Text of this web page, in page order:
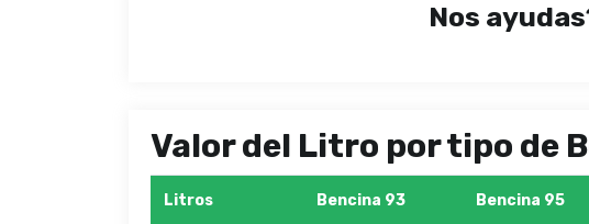
Nos
Valor del Litro por tipo de
Litros Bencina 93 Bencina 95